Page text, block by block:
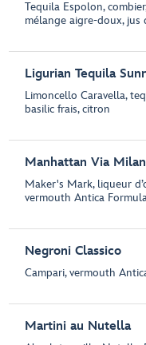
Tequila Espolon,
mélange aigre-doux, jus
Ligurian Tequila
Limoncello Caravella,
basilic frais, citron
Manhattan Via
Maker's Mark, liqueur
vermouth Antica
Negroni Classico
Campari, vermouth
Martini au Nutella